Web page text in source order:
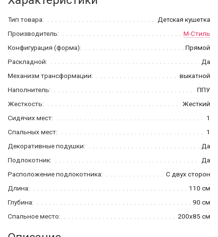
Тип товара:
Детская кушетка
Производитель:
М-Стиль
Конфигурация (форма):
Прямой
Раскладной:
Да
Механизм трансформации:
выкатной
Наполнитель:
ППУ
Жесткость:
Жесткий
Сидячих мест:
1
Спальных мест:
1
Декоративные подушки:
Да
Подлокотник:
Да
Расположение подлокотника:
С двух сторон
Длина:
110 см
Глубина:
90 см
Спальное место:
200x85 см